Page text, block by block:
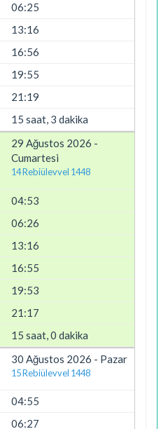
06:25
13:16
16:56
19:55
21:19
15 saat, 3 dakika
29 Ağustos 2026 -
Cumartesi
14 Rebiülevvel 1448
04:53
06:26
13:16
16:55
19:53
21:17
15 saat, 0 dakika
30 Ağustos 2026 - Pazar
15 Rebiülevvel 1448
04:55
06:27